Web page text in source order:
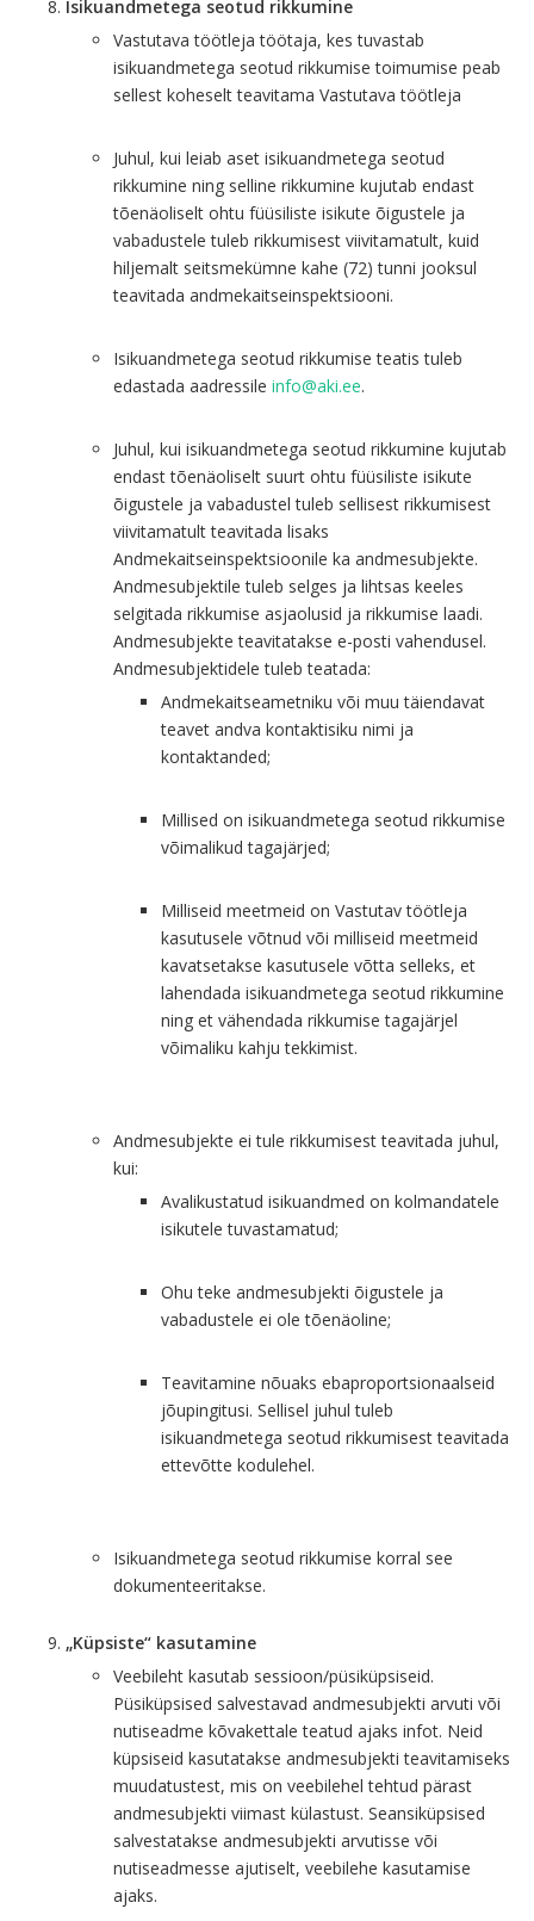
Isikuandmetega seotud rikkumine
Vastutava töötleja töötaja, kes tuvastab
isikuandmetega seotud rikkumise toimumise peab
sellest koheselt teavitama Vastutava töötleja
Juhul, kui leiab aset isikuandmetega seotud
rikkumine ning selline rikkumine kujutab endast
tõenäoliselt ohtu füüsiliste isikute õigustele ja
vabadustele tuleb rikkumisest viivitamatult, kuid
hiljemalt seitsmekümne kahe (72) tunni jooksul
teavitada andmekaitseinspektsiooni.
Isikuandmetega seotud rikkumise teatis tuleb
edastada aadressile info@aki.ee.
Juhul, kui isikuandmetega seotud rikkumine kujutab
endast tõenäoliselt suurt ohtu füüsiliste isikute
õigustele ja vabadustel tuleb sellisest rikkumisest
viivitamatult teavitada lisaks
Andmekaitseinspektsioonile ka andmesubjekte.
Andmesubjektile tuleb selges ja lihtsas keeles
selgitada rikkumise asjaolusid ja rikkumise laadi.
Andmesubjekte teavitatakse e-posti vahendusel.
Andmesubjektidele tuleb teatada:
Andmekaitseametniku või muu täiendavat
teavet andva kontaktisiku nimi ja
kontaktanded;
Millised on isikuandmetega seotud rikkumise
võimalikud tagajärjed;
Milliseid meetmeid on Vastutav töötleja
kasutusele võtnud või milliseid meetmeid
kavatsetakse kasutusele võtta selleks, et
lahendada isikuandmetega seotud rikkumine
ning et vähendada rikkumise tagajärjel
võimaliku kahju tekkimist.
Andmesubjekte ei tule rikkumisest teavitada juhul,
kui:
Avalikustatud isikuandmed on kolmandatele
isikutele tuvastamatud;
Ohu teke andmesubjekti õigustele ja
vabadustele ei ole tõenäoline;
Teavitamine nõuaks ebaproportsionaalseid
jõupingitusi. Sellisel juhul tuleb
isikuandmetega seotud rikkumisest teavitada
ettevõtte kodulehel.
Isikuandmetega seotud rikkumise korral see
dokumenteeritakse.
„Küpsiste“ kasutamine
Veebileht kasutab sessioon/püsiküpsiseid.
Püsiküpsised salvestavad andmesubjekti arvuti või
nutiseadme kõvakettale teatud ajaks infot. Neid
küpsiseid kasutatakse andmesubjekti teavitamiseks
muudatustest, mis on veebilehel tehtud pärast
andmesubjekti viimast külastust. Seansiküpsised
salvestatakse andmesubjekti arvutisse või
nutiseadmesse ajutiselt, veebilehe kasutamise
ajaks.